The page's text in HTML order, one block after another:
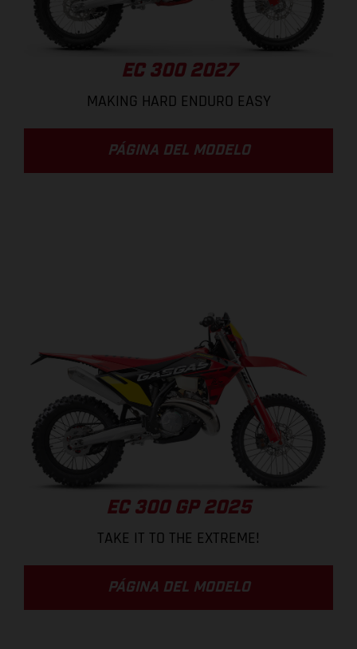
EC 300 2027
MAKING HARD ENDURO EASY
PÁGINA DEL MODELO
EC 300 GP 2025
TAKE IT TO THE EXTREME!
PÁGINA DEL MODELO